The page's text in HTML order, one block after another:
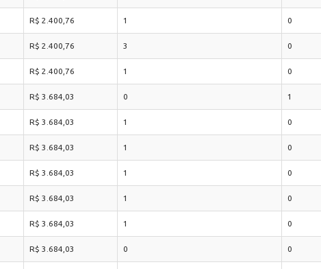
R$ 2.400,76 1 0
R$ 2.400,76 3 0
R$ 2.400,76 1 0
R$ 3.684,03 0 1
R$ 3.684,03 1 0
R$ 3.684,03 1 0
R$ 3.684,03 1 0
R$ 3.684,03 1 0
R$ 3.684,03 1 0
R$ 3.684,03 0 0